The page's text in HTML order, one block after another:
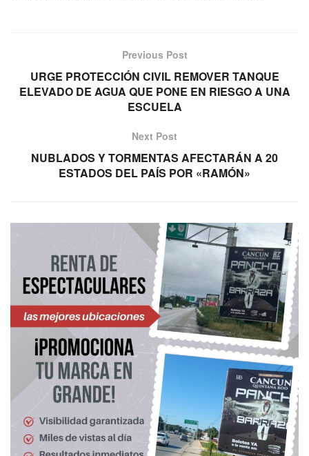
Previous Post
URGE PROTECCIÓN CIVIL REMOVER TANQUE
ELEVADO DE AGUA QUE PONE EN RIESGO A UNA
ESCUELA
Next Post
NUBLADOS Y TORMENTAS AFECTARÁN A 20
ESTADOS DEL PAÍS POR «RAMÓN»